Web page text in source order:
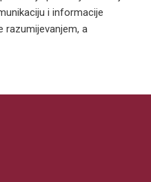
i informacije
razumijevanjem, a